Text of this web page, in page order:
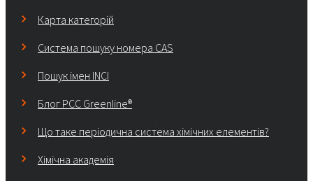
Карта категорій
Система пошуку номера CAS
Пошук імен INCI
Блог PCC Greenline®
Що таке періодична система хімічних елементів?
Хімічна академія